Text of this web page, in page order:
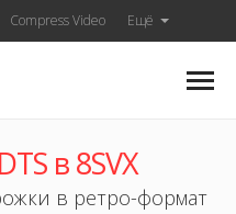
Compress Video Ещё
в 8SVX
в ретро-формат